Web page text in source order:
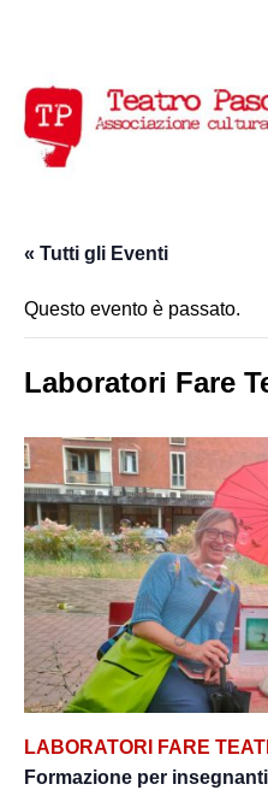
« Tutti gli Eventi
Questo evento è passato.
Laboratori Fare
LABORATORI FARE
Formazione per